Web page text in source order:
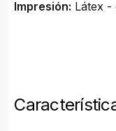
Impresión: Látex -